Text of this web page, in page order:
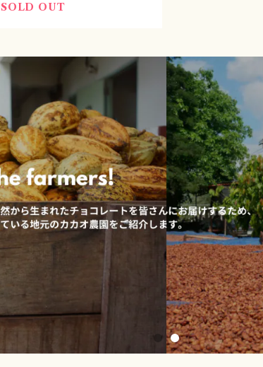
SOLD OUT